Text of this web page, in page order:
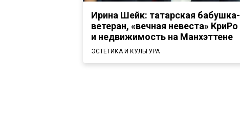
Ирина Шейк: татарская бабушка-
ветеран, «вечная невеста» КриРо
и недвижимость на Манхэттене
ЭСТЕТИКА И КУЛЬТУРА